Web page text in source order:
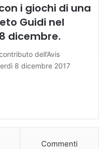
i giochi di una
Guidi nel
dicembre.
dell’Avis
8 dicembre 2017
Commenti